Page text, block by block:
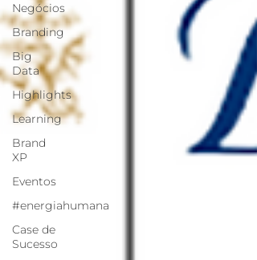
Negócios
Branding
Big
Data
Highlights
Learning
Brand
XP
Eventos
#energiahumana
Case de
Sucesso